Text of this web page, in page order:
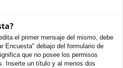
el primer mensaje del mismo, debe
Encuesta" debajo del formulario de
que no posee los permisos
Inserte un título y al menos dos